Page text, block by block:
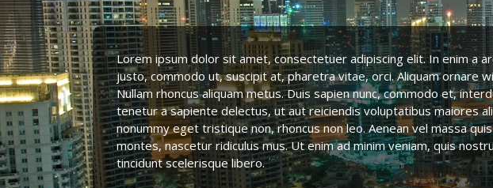
Lorem ipsum dolor sit amet, consectetuer adipiscing elit. In enim a
justo, commodo ut, suscipit at, pharetra vitae, orci. Aliquam ornare
Nullam rhoncus aliquam metus. Duis sapien nunc, commodo et,
tenetur a sapiente delectus, ut aut reiciendis voluptatibus maiores
nonummy eget tristique non, rhoncus non leo. Aenean vel massa
montes, nascetur ridiculus mus. Ut enim ad minim veniam, quis
tincidunt scelerisque libero.